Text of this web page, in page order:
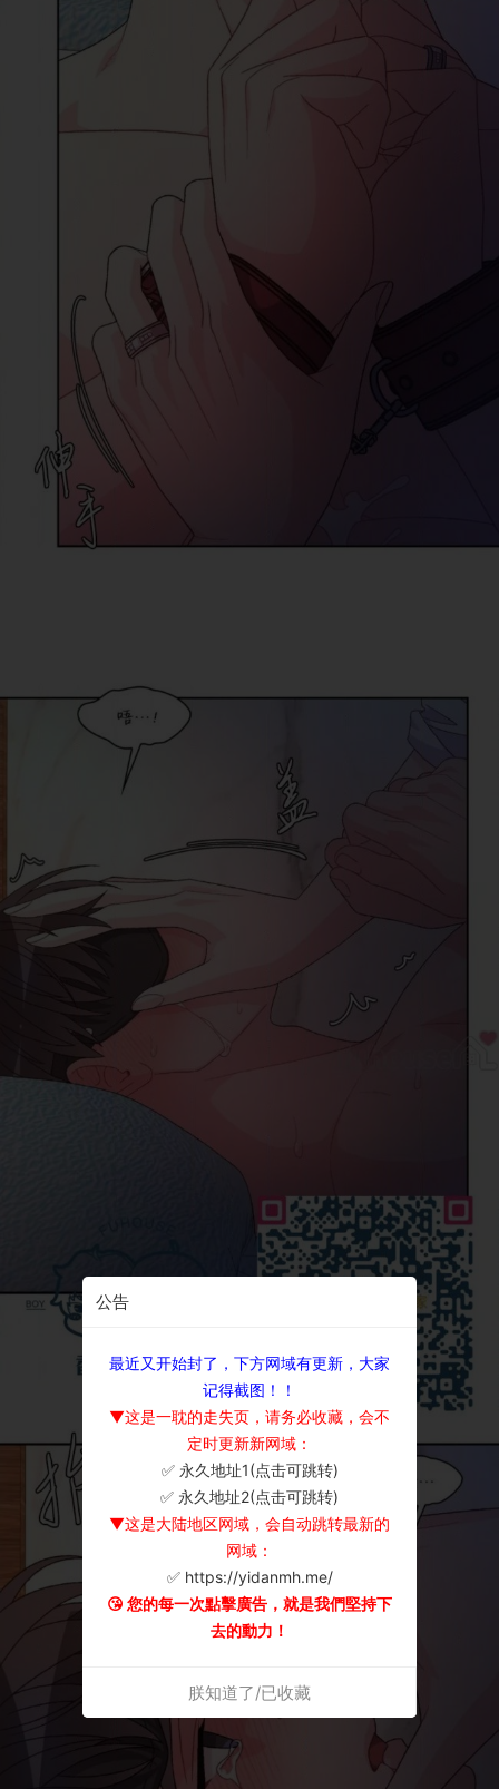
公告
最近又开始封了，下方网域有更新，大家
记得截图！！
▼这是一耽的走失页，请务必收藏，会不
定时更新新网域：
✅ 永久地址1(点击可跳转)
✅ 永久地址2(点击可跳转)
▼这是大陆地区网域，会自动跳转最新的
网域：
✅ https://yidanmh.me/
😘 您的每一次點擊廣告，就是我們堅持下
去的動力！
朕知道了/已收藏